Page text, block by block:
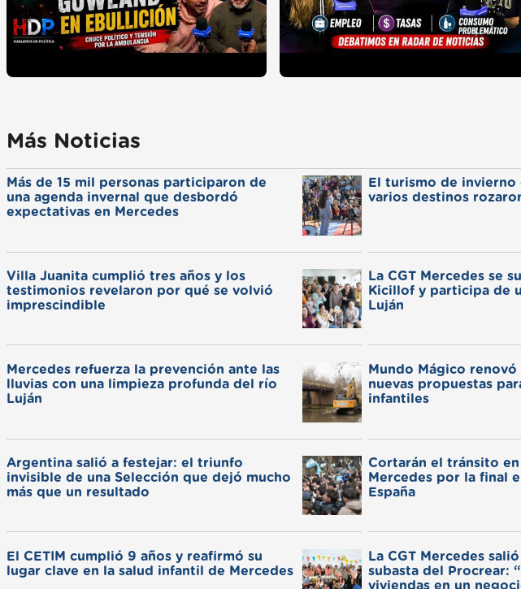
Más Noticias
Más de 15 mil personas participaron de
una agenda invernal que desbordó
expectativas en Mercedes
El turismo de invierno
varios destinos
Villa Juanita cumplió tres años y los
testimonios revelaron por qué se volvió
imprescindible
La CGT Mercedes se
Kicillof y participa de
Luján
Mercedes refuerza la prevención ante las
lluvias con una limpieza profunda del río
Luján
Mundo Mágico renovó
nuevas propuestas
infantiles
Argentina salió a festejar: el triunfo
invisible de una Selección que dejó mucho
más que un resultado
Cortarán el tránsito
Mercedes por la final
España
El CETIM cumplió 9 años y reafirmó su
lugar clave en la salud infantil de Mercedes
La CGT Mercedes
subasta del Procrear:
viviendas en un